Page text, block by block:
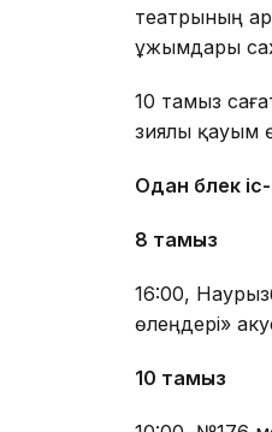
театрының
ұжымдары
10 тамыз
зиялы қауым
Одан бөлек
8 тамыз
16:00,
өлеңдері»
10 тамыз